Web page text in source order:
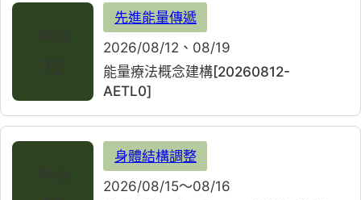
能量療法概念建構[20260812-
AETL0]
先進能量傳遞
2026/08/12、08/19
身體結構調整
2026/08/15～08/16